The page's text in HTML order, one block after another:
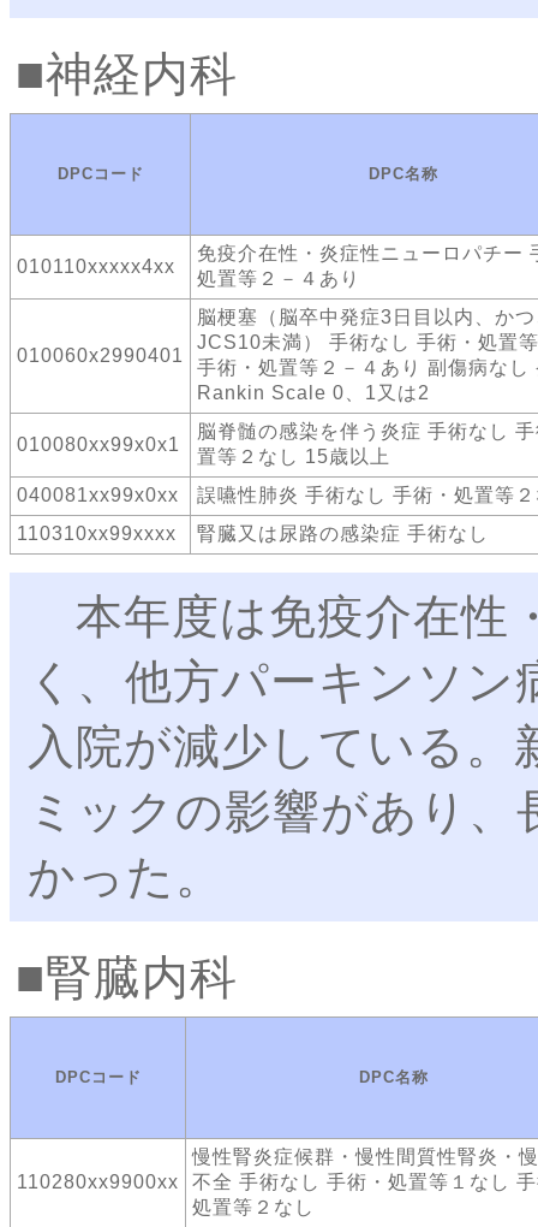
神経内科
DPCコード DPC名称
010110xxxxx4xx
免疫介在性・炎症性ニューロパチー
処置等２－４あり
010060x2990401
脳梗塞（脳卒中発症3日目以内、か
JCS10未満） 手術なし 手術・処置
手術・処置等２－４あり 副傷病なし
Rankin Scale 0、1又は2
010080xx99x0x1
脳脊髄の感染を伴う炎症 手術なし
置等２なし 15歳以上
040081xx99x0xx
誤嚥性肺炎 手術なし 手術・処置等
110310xx99xxxx
腎臓又は尿路の感染症 手術なし
本年度は免疫介在性
く、他方パーキンソ
入院が減少している
ミックの影響があり
かった。
腎臓内科
DPCコード DPC名称
110280xx9900xx
慢性腎炎症候群・慢性間質性腎炎・
不全 手術なし 手術・処置等１なし
処置等２なし